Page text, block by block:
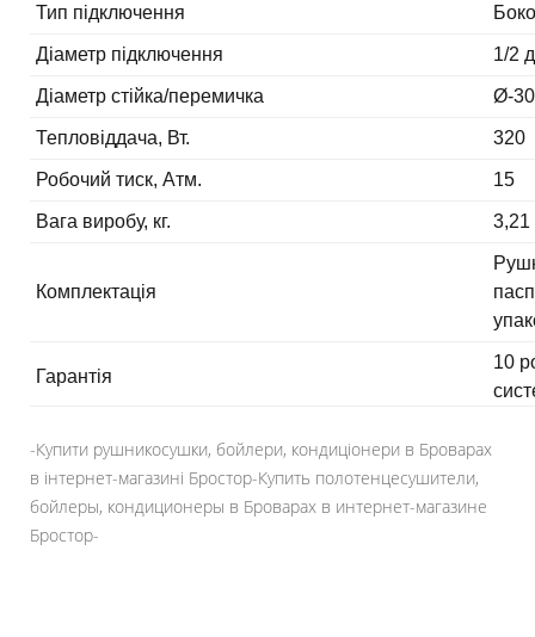
Тип підключення
Діаметр підключення 1/2
Діаметр стійка/перемичка Ø-
Тепловіддача, Вт. 320
Робочий тиск, Атм. 15
Вага виробу, кг. 3,21
Комплектація
Гарантія
10
-Купити рушникосушки, бойлери, кондиціонери в Броварах
в інтернет-магазині Бростор-Купить полотенцесушители,
бойлеры, кондиционеры в Броварах в интернет-магазине
Бростор-